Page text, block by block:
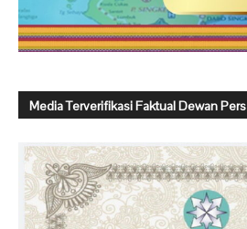
Media Terverifikasi Faktual Dewan Pers